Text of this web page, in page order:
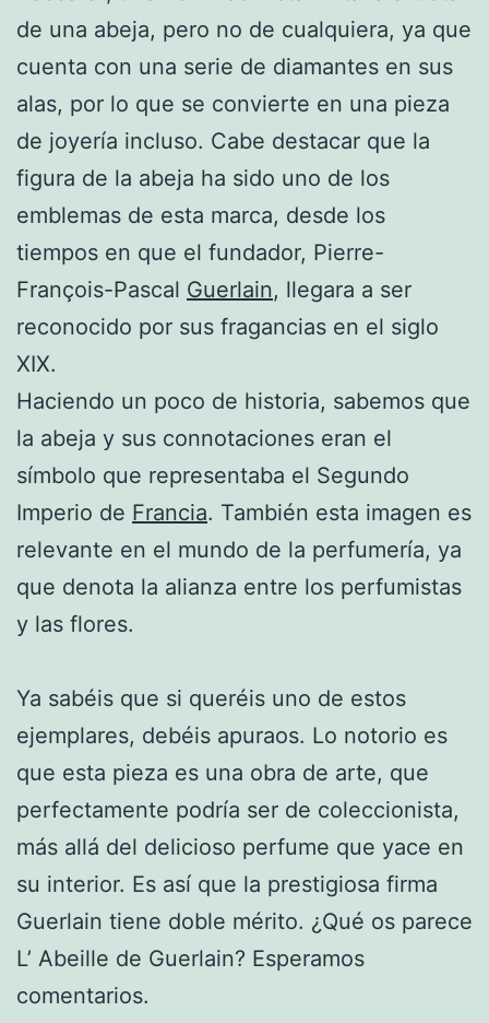
de una abeja, pero no de cualquiera, ya que
cuenta con una serie de diamantes en sus
alas, por lo que se convierte en una pieza
de joyería incluso. Cabe destacar que la
figura de la abeja ha sido uno de los
emblemas de esta marca, desde los
tiempos en que el fundador, Pierre-
François-Pascal Guerlain, llegara a ser
reconocido por sus fragancias en el siglo
XIX.
Haciendo un poco de historia, sabemos que
la abeja y sus connotaciones eran el
símbolo que representaba el Segundo
Imperio de Francia. También esta imagen es
relevante en el mundo de la perfumería, ya
que denota la alianza entre los perfumistas
y las flores.
Ya sabéis que si queréis uno de estos
ejemplares, debéis apuraos. Lo notorio es
que esta pieza es una obra de arte, que
perfectamente podría ser de coleccionista,
más allá del delicioso perfume que yace en
su interior. Es así que la prestigiosa firma
Guerlain tiene doble mérito. ¿Qué os parece
L’ Abeille de Guerlain? Esperamos
comentarios.